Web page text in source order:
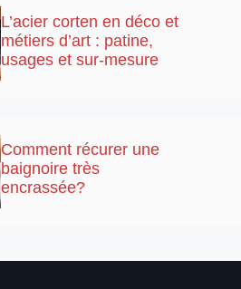
L’acier corten en déco et
métiers d’art : patine,
usages et sur-mesure
Comment récurer une
baignoire très
encrassée?